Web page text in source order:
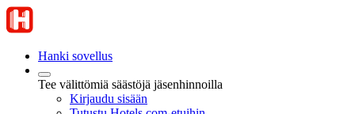
Hanki sovellus
Tee välittömiä säästöjä jäsenhinnoilla
Kirjaudu sisään